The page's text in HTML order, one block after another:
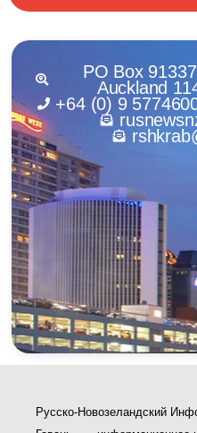
PO Box
Auckland
+64 (0) 9
Русско-Новозеландский